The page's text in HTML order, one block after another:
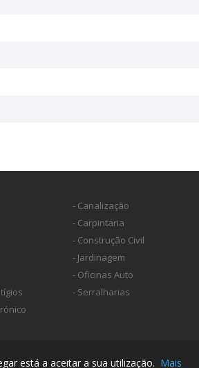
está a aceitar a sua utilização. Mais
- Canalização
- Carpintaria
- Construção Civil
- Jardinagem
- Oficinas Auto
- Serralharias